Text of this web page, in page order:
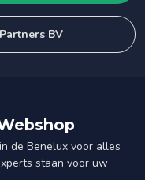
BV
de Benelux voor alles
staan voor uw